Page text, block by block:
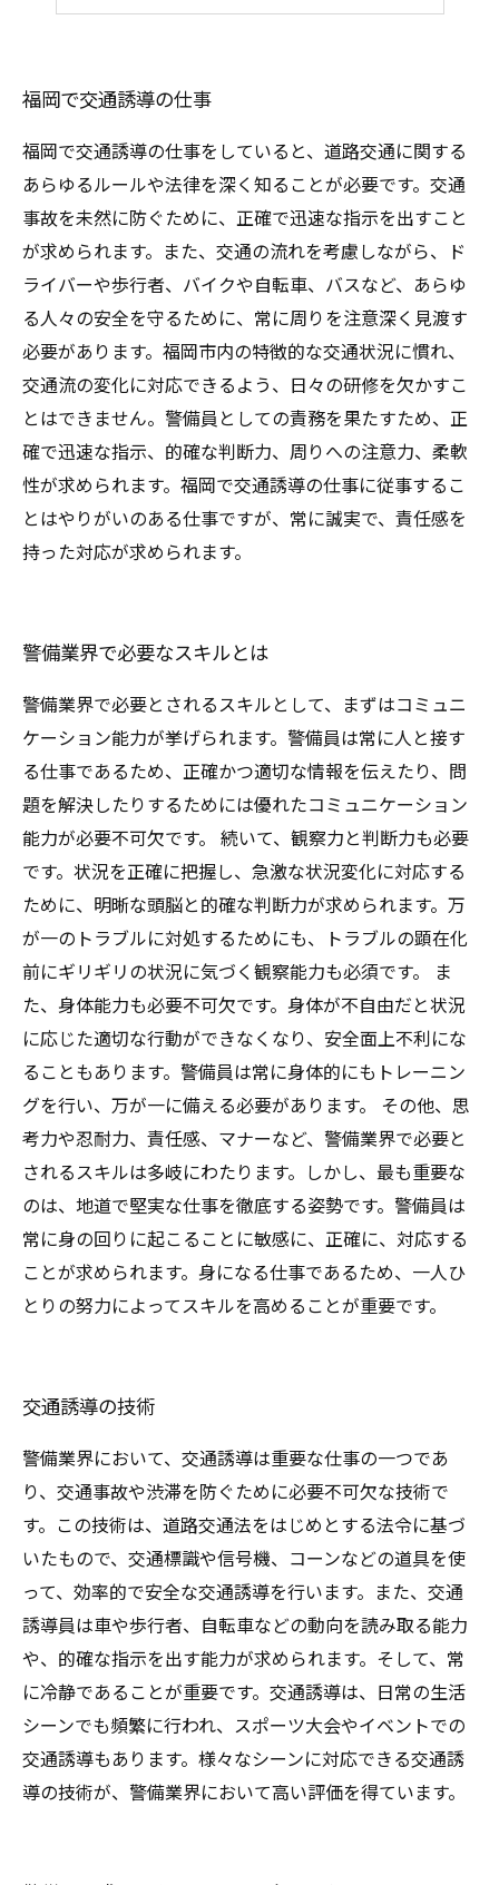
福岡で交通誘導の仕事
福岡で交通誘導の仕事をしていると、道路交通に関する
あらゆるルールや法律を深く知ることが必要です。交通
事故を未然に防ぐために、正確で迅速な指示を出すこと
が求められます。また、交通の流れを考慮しながら、ド
ライバーや歩行者、バイクや自転車、バスなど、あらゆ
る人々の安全を守るために、常に周りを注意深く見渡す
必要があります。福岡市内の特徴的な交通状況に慣れ、
交通流の変化に対応できるよう、日々の研修を欠かすこ
とはできません。警備員としての責務を果たすため、正
確で迅速な指示、的確な判断力、周りへの注意力、柔軟
性が求められます。福岡で交通誘導の仕事に従事するこ
とはやりがいのある仕事ですが、常に誠実で、責任感を
持った対応が求められます。
警備業界で必要なスキルとは
警備業界で必要とされるスキルとして、まずはコミュニ
ケーション能力が挙げられます。警備員は常に人と接す
る仕事であるため、正確かつ適切な情報を伝えたり、問
題を解決したりするためには優れたコミュニケーション
能力が必要不可欠です。 続いて、観察力と判断力も必要
です。状況を正確に把握し、急激な状況変化に対応する
ために、明晰な頭脳と的確な判断力が求められます。万
が一のトラブルに対処するためにも、トラブルの顕在化
前にギリギリの状況に気づく観察能力も必須です。 ま
た、身体能力も必要不可欠です。身体が不自由だと状況
に応じた適切な行動ができなくなり、安全面上不利にな
ることもあります。警備員は常に身体的にもトレーニン
グを行い、万が一に備える必要があります。 その他、思
考力や忍耐力、責任感、マナーなど、警備業界で必要と
されるスキルは多岐にわたります。しかし、最も重要な
のは、地道で堅実な仕事を徹底する姿勢です。警備員は
常に身の回りに起こることに敏感に、正確に、対応する
ことが求められます。身になる仕事であるため、一人ひ
とりの努力によってスキルを高めることが重要です。
交通誘導の技術
警備業界において、交通誘導は重要な仕事の一つであ
り、交通事故や渋滞を防ぐために必要不可欠な技術で
す。この技術は、道路交通法をはじめとする法令に基づ
いたもので、交通標識や信号機、コーンなどの道具を使
って、効率的で安全な交通誘導を行います。また、交通
誘導員は車や歩行者、自転車などの動向を読み取る能力
や、的確な指示を出す能力が求められます。そして、常
に冷静であることが重要です。交通誘導は、日常の生活
シーンでも頻繁に行われ、スポーツ大会やイベントでの
交通誘導もあります。様々なシーンに対応できる交通誘
導の技術が、警備業界において高い評価を得ています。